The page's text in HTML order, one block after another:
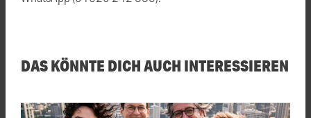
DAS KÖNNTE DICH AUCH INTERESSIEREN